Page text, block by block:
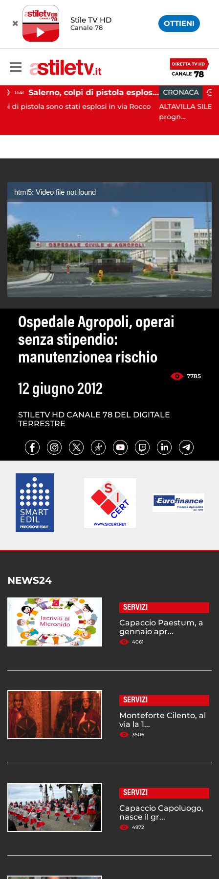
Stile TV HD
Canale 78 OTTIENI
Salerno, colpi di pistola esplosi a Pastena: paura tra i residenti
stati esplosi in via Rocco
CRONACA 18:11
ALTAVILLA SILENTINA. Grave
html5: Video file not found
Ospedale Agropoli, operai
senza stipendio:
manutenzionea rischio
7785
12 giugno 2012
STILETV HD CANALE 78 DEL DIGITALE
TERRESTRE
NEWS24
SERVIZI
Capaccio Paestum, a
gennaio apr...
4061
SERVIZI
Monteforte Cilento, al
via la 1...
3506
SERVIZI
Capaccio Capoluogo,
nasce il gr...
4972